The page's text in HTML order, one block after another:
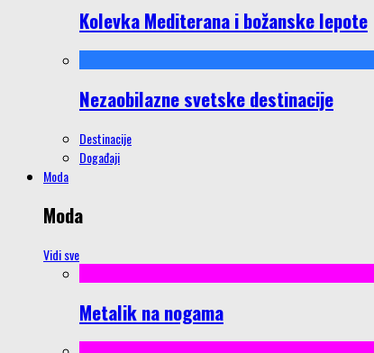
Kolevka Mediterana i božanske lepote
Nezaobilazne svetske destinacije
Destinacije
Događaji
Moda
Moda
Vidi sve
Metalik na nogama